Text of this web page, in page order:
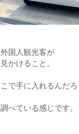
国人観光客が
かけること。
で手に入れるんだ
べている感じです。